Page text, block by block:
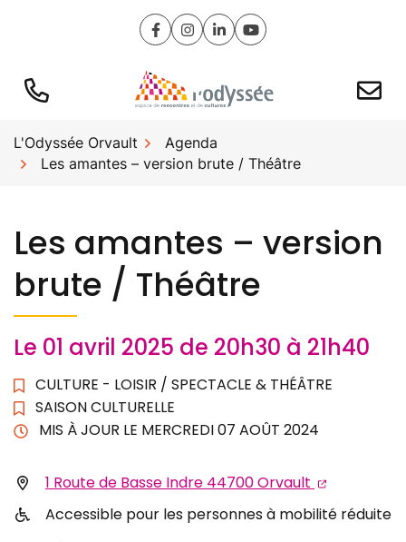
Lien vers le compte Facebook
Lien vers le compte Instagram
Lien vers le compte
Lien vers la chaîne
L'Odyssée Orvault
Agenda
Les amantes – version brute / Théâtre
Les amantes – version
brute / Théâtre
Le 01 avril 2025 de 20h30 à 21h40
CULTURE - LOISIR / SPECTACLE & THÉÂTRE
SAISON CULTURELLE
MIS À JOUR LE MERCREDI 07 AOÛT 2024
1 Route de Basse Indre 44700 Orvault
Accessible pour les personnes à mobilité réduite